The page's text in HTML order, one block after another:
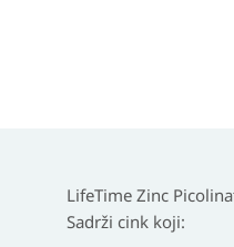
LifeTime Zinc
Sadrži cink koji: